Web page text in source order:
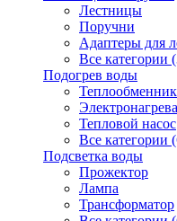
Лестницы
Поручни
Адаптеры для
Все категории
Подогрев воды
Теплообменник
Тепловой насос
Все категории
Подсветка воды
Прожектор
Лампа
Трансформатор